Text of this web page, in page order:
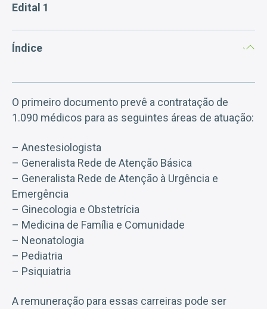
Edital 1
Índice
O primeiro documento prevê a contratação de
1.090 médicos para as seguintes áreas de atuação:
– Anestesiologista
– Generalista Rede de Atenção Básica
– Generalista Rede de Atenção à Urgência e
Emergência
– Ginecologia e Obstetrícia
– Medicina de Família e Comunidade
– Neonatologia
– Pediatria
– Psiquiatria
A remuneração para essas carreiras pode ser